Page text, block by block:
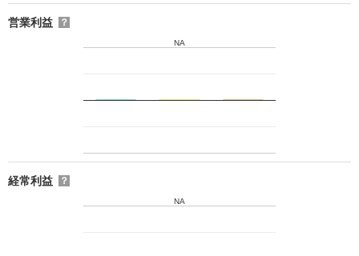
営業利益 ？
NA
経常利益 ？
NA